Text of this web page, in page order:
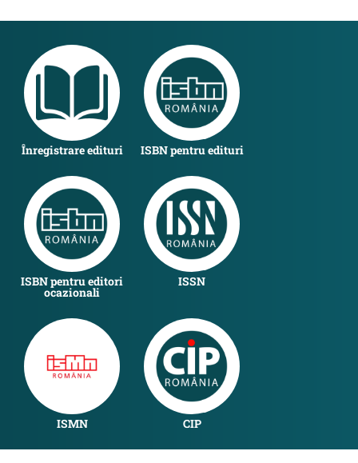
Înregistrare edituri ISBN pentru edituri
ISBN pentru editori
ocazionali
ISSN
ISMN CIP